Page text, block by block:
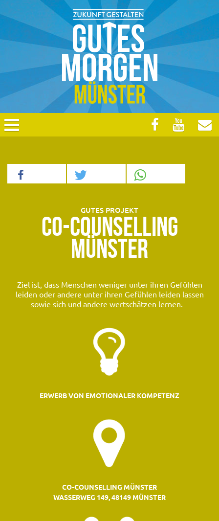
GUTES PROJEKT
CO-COUNSELLING
MÜNSTER
Ziel ist, dass Menschen weniger unter ihren Gefühlen
leiden oder andere unter ihren Gefühlen leiden lassen
sowie sich und andere wertschätzen lernen.
ERWERB VON EMOTIONALER KOMPETENZ
CO-COUNSELLING MÜNSTER
WASSERWEG 149, 48149 MÜNSTER